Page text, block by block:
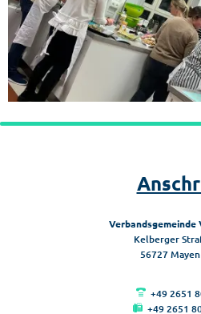
Verbandsgemeinde
Kelberger
56727 Mayen
+49 2651
+49 2651